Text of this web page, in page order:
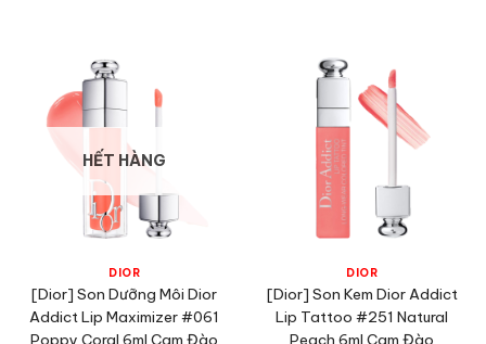
5
sao
0
5
HẾT HÀNG
DIOR
[Dior] Son Dưỡng Môi Dior
Addict Lip Maximizer #061
Poppy Coral 6ml Cam Đào
DIOR
[Dior] Son Kem Dior Addict
Lip Tattoo #251 Natural
Peach 6ml Cam Đào